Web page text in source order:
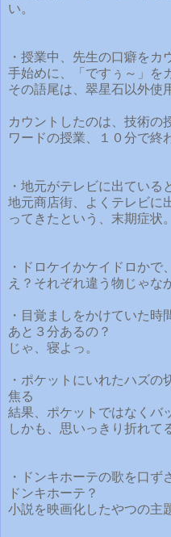
い。
・授業中、先生の口癖をカ
手始めに、「ですぅ～」を
その語尾は、翠星石以外使
カウントしたのは、技術の
ワードの授業、１０分で終
・地元がテレビに出ている
地元商店街、よくテレビに
ってきたという、末期症状。
・ドロケイかケイドロかで
え？それぞれ違う物じゃな
・目覚ましをかけていた時
あと３分あるの？
じゃ、寝よっ。
・ポケットにいれたハズ
焦る
結果、ポケットではなくバ
しかも、思いっきり折れて
・ドンキホーテの歌を口ず
ドンキホーテ？
小説を映画化したやつの主